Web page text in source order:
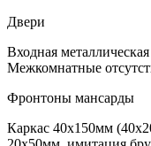
Двери
Входная
Межкомнатные
Фронтоны мансарды
Каркас 40х150мм